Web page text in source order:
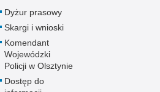
Dyżur prasowy
Skargi i wnioski
Komendant
Wojewódzki
Policji w Olsztynie
Dostęp do